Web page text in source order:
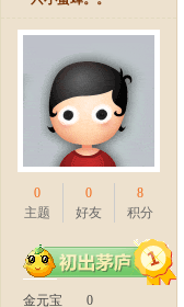
0
主题
0
好友
8
积分
金元宝
0